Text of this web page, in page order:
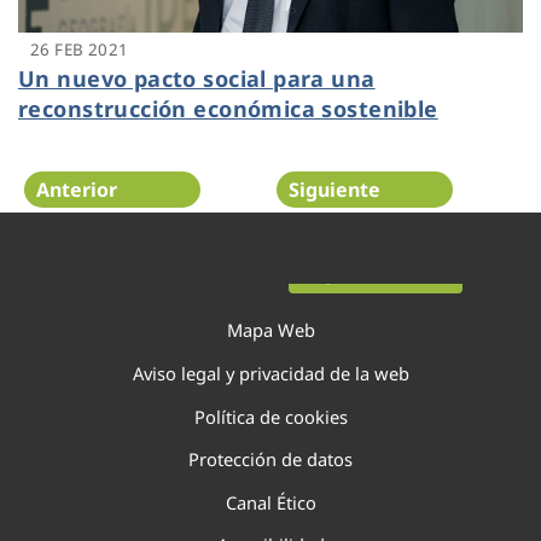
26 FEB 2021
Un nuevo pacto social para una
reconstrucción económica sostenible
Anterior Siguiente
Mapa Web
Aviso legal y privacidad de la web
Política de cookies
Protección de datos
Canal Ético